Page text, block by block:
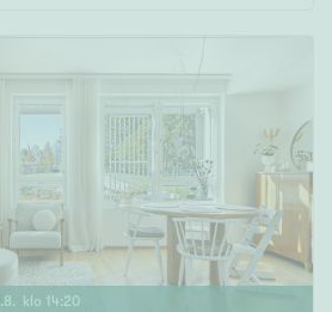
.8 . klo 14:20